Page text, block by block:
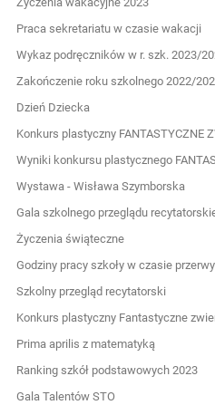
Praca sekretariatu w czasie wakacji
Wykaz podręczników w r. szk. 2023/
Zakończenie roku szkolnego 2022/
Dzień Dziecka
Konkurs plastyczny FANTASTYCZNE
Wyniki konkursu plastycznego
Wystawa - Wisława Szymborska
Gala szkolnego przeglądu
Życzenia świąteczne
Godziny pracy szkoły w czasie
Szkolny przegląd recytatorski
Konkurs plastyczny Fantastyczne
Prima aprilis z matematyką
Ranking szkół podstawowych 2023
Gala Talentów STO